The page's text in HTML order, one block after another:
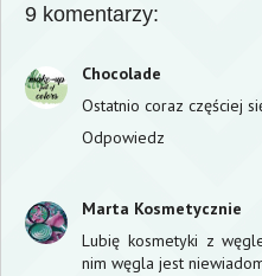
9 komentarzy:
Chocolade
Ostatnio coraz częściej
Odpowiedz
Marta Kosmetycznie
Lubię kosmetyki z
nim węgla jest